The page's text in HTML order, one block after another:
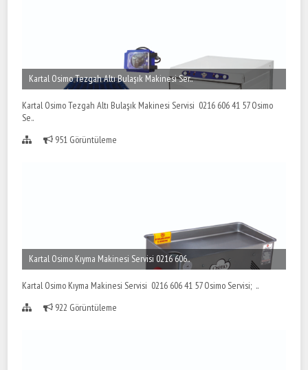
Kartal Osimo Tezgah Altı Bulaşık Makinesi Ser..
Kartal Osimo Tezgah Altı Bulaşık Makinesi Servisi 0216 606 41 57 Osimo
Se..
951 Görüntüleme
Kartal Osimo Kıyma Makinesi Servisi 0216 606..
Kartal Osimo Kıyma Makinesi Servisi 0216 606 41 57 Osimo Servisi; ..
922 Görüntüleme